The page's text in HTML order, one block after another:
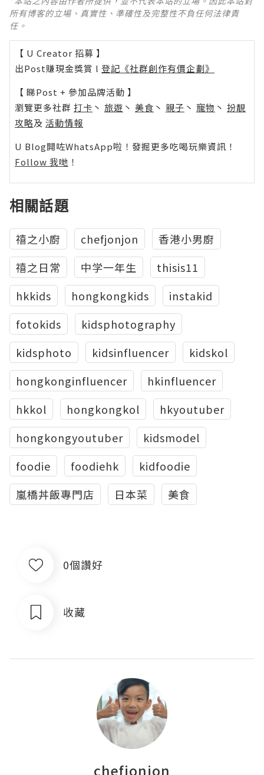
所有博客的立場、真實性、準確性及完整性不負任何法律責
任。
【 U Creator 招募 】
出Post賺現金獎賞 l 登記《社群創作有價企劃》
【 睇Post + 參加品牌活動 】
瀏覽更多社群 打卡 丶 旅遊 丶 美食 丶 親子 丶 寵物 丶 扮靚
攻略及 活動情報
U Blog開咗WhatsApp啦！發掘更多吃喝玩樂資訊！
Follow 我哋 ！
相關話題
禧之小廚 chefjonjon
香港小男廚
禧之日常
中学一年生
thisis11
hkkids
hongkongkids
instakid
fotokids
kidsphotography
kidsphoto
kidsinfluencer
kidskol
hongkonginfluencer
hkinfluencer
hkkol
hongkongkol
hkyoutuber
hongkongyoutuber
kidsmodel
foodie
foodiehk
kidfoodie
嵐橋丼飯專門店
日本菜 美食
0個讚好
收藏
chefjonjon